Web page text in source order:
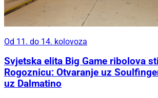
Od 11. do 14. kolovoza
Svjetska elita Big Game ribolova
Rogoznicu: Otvaranje uz
uz Dalmatino